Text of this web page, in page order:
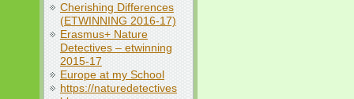
Cherishing Differences
(ETWINNING 2016-17)
Erasmus+ Nature
Detectives – etwinning
2015-17
Europe at my School
https://naturedetectives